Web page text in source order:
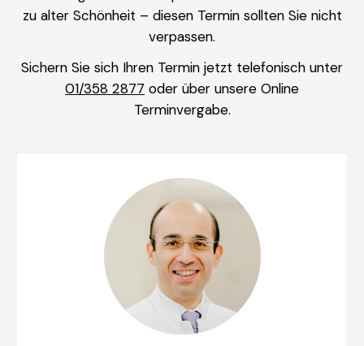
zu alter Schönheit – diesen Termin sollten Sie nicht
verpassen.
Sichern Sie sich Ihren Termin jetzt telefonisch unter
01/358 2877 oder über unsere Online
Terminvergabe.